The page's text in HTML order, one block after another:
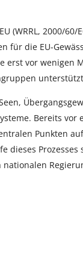
(WRRL, 2000/60/
für die EU-
erst vor wenigen
Bereits vor
Punkten
dieses Prozesses